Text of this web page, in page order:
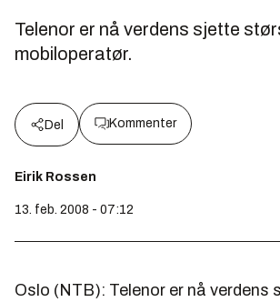
Telenor er nå verdens sjette
mobiloperatør.
Del Kommenter
Eirik Rossen
13. feb. 2008 - 07:12
Oslo (NTB): Telenor er nå